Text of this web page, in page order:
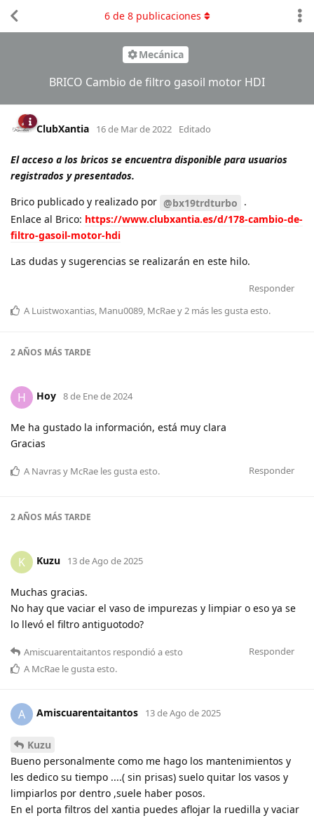
Mecánica
BRICO Cambio de filtro gasoil motor HDI
6de 8publicaciones
ClubXantia 16 de Mar de 2022 Editado
El acceso a los bricos se encuentra disponible para usuarios
registrados y presentados.
Brico publicado y realizado por @bx19trdturbo .
Enlace al Brico: https://www.clubxantia.es/d/178-cambio-de-
filtro-gasoil-motor-hdi
Las dudas y sugerencias se realizarán en este hilo.
Responder
A Luistwoxantias Manu0089 McRaey 2 más les gusta esto.
2 AÑOS MÁS TARDE
H Hoy 8 de Ene de 2024
Me ha gustado la información, está muy clara
Gracias
Responder
A Navrasy McRae les gusta esto.
2 AÑOS MÁS TARDE
K Kuzu 13 de Ago de 2025
Muchas gracias.
No hay que vaciar el vaso de impurezas y limpiar o eso ya se
lo llevó el filtro antiguotodo?
Responder
Amiscuarentaitantos respondió a esto
A McRae le gusta esto.
A Amiscuarentaitantos 13 de Ago de 2025
Kuzu
Bueno personalmente como me hago los mantenimientos y
les dedico su tiempo ....( sin prisas) suelo quitar los vasos y
limpiarlos por dentro ,suele haber posos.
En el porta filtros del xantia puedes aflojar la ruedilla y vaciar